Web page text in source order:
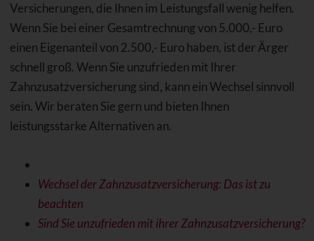
Versicherungen, die Ihnen im Leistungsfall wenig helfen.
Wenn Sie bei einer Gesamtrechnung von 5.000,- Euro
einen Eigenanteil von 2.500,- Euro haben, ist der Ärger
schnell groß. Wenn Sie unzufrieden mit Ihrer
Zahnzusatzversicherung sind, kann ein Wechsel sinnvoll
sein. Wir beraten Sie gern und bieten Ihnen
leistungsstarke Alternativen an.
Wechsel der Zahnzusatzversicherung: Das ist zu
beachten
Sind Sie unzufrieden mit ihrer Zahnzusatzversicherung?